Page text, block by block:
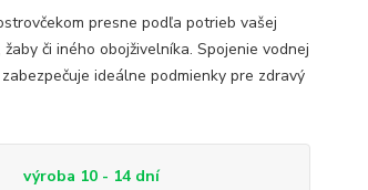
presne podľa potrieb vašej
či iného obojživelníka. Spojenie vodnej
ideálne podmienky pre zdravý
výroba 10 - 14 dní